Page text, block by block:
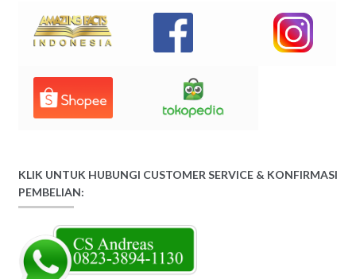
KLIK UNTUK HUBUNGI CUSTOMER SERVICE & KONFIRMASI
PEMBELIAN: